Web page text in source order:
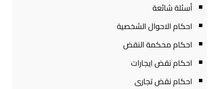
أسئلة شائعة
احكام الاحوال الشخصية
احكام محكمة النقض
احكام نقض ايجارات
احكام نقض تجارى